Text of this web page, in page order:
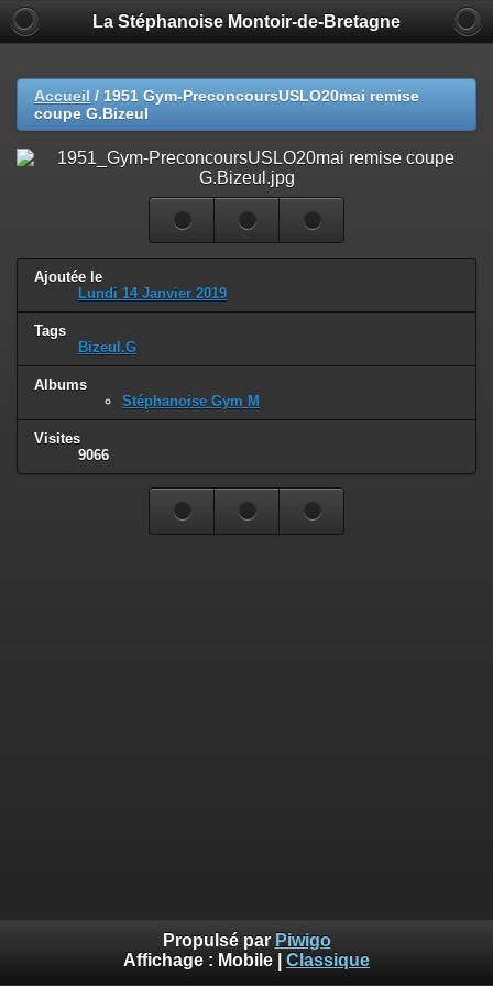
La Stéphanoise Montoir-de-Bretagne
Accueil / 1951 Gym-PreconcoursUSLO20mai remise
coupe G.Bizeul
Ajoutée le
Lundi 14 Janvier 2019
Tags
Bizeul.G
Albums
Stéphanoise Gym M
Visites
9066
Propulsé par Piwigo
Affichage : Mobile Classique